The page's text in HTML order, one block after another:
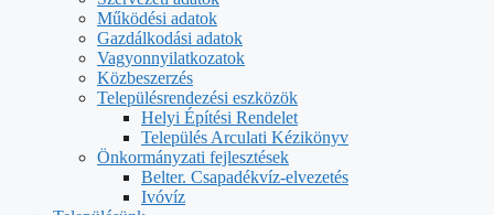
Működési adatok
Gazdálkodási adatok
Vagyonnyilatkozatok
Közbeszerzés
Településrendezési eszközök
Helyi Építési Rendelet
Település Arculati Kézikönyv
Önkormányzati fejlesztések
Belter. Csapadékvíz-elvezetés
Ivóvíz